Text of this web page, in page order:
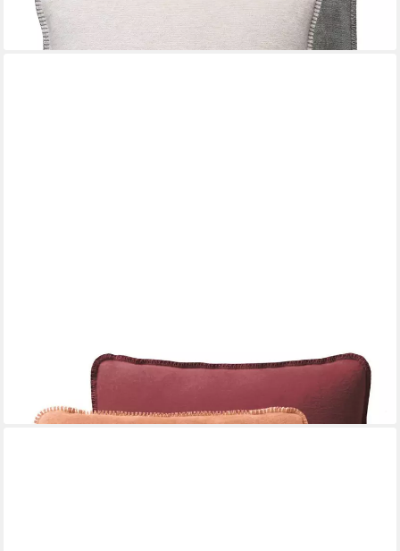
Dekokissen JOOP! Kissen "Uni-Doubleface", Made in Germany
lieferbar - in 4-5 Werktagen bei dir